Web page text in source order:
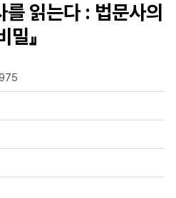
를 읽는다 : 법문사의
밀』